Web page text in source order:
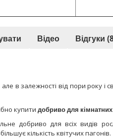
Відео Відгуки
в залежності від пори року і
купити добриво для кімнатних
добриво для всіх видів
кількість квітучих пагонів.